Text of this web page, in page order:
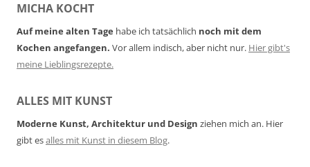
MICHA KOCHT
Auf meine alten Tage habe ich tatsächlich noch mit dem
Kochen angefangen. Vor allem indisch, aber nicht nur. Hier gibt's
meine Lieblingsrezepte.
ALLES MIT KUNST
Moderne Kunst, Architektur und Design ziehen mich an. Hier
gibt esalles mit Kunst in diesem Blog.